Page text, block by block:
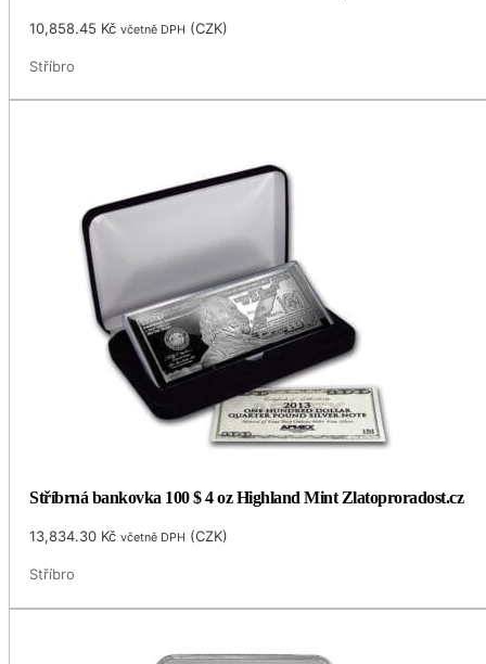
10,858.45 Kč včetně DPH (CZK)
Stříbro
Stříbrná bankovka 100 $ 4 oz Highland Mint Zlatoproradost.cz
13,834.30 Kč včetně DPH (CZK)
Stříbro